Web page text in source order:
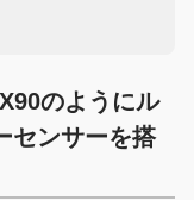
のようにル
センサーを搭